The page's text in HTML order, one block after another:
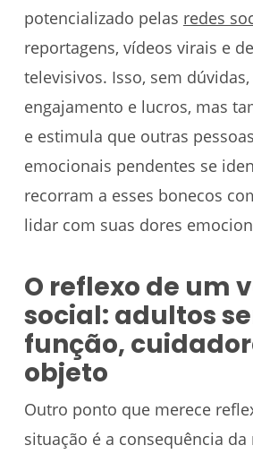
potencializado pelas redes
reportagens, vídeos virais e
televisivos. Isso, sem dúvidas,
engajamento e lucros, mas
e estimula que outras
emocionais pendentes se
recorram a esses bonecos
lidar com suas dores
O reflexo de um
social: adultos
função,
objeto
Outro ponto que merece
situação é a consequência